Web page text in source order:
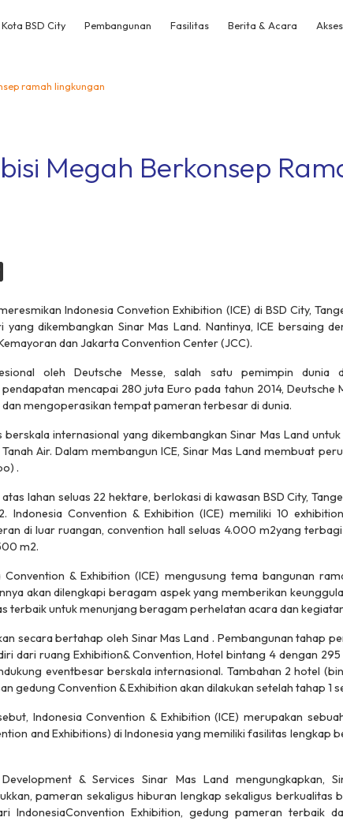
BSD City Pembangunan Fasilitas Berita & Acara Akses
ramah lingkungan
Megah Berkonsep
Indonesia Convetion Exhibition (ICE) di BSD City,
dikembangkan Sinar Mas Land. Nantinya, ICE bersaing
dan Jakarta Convention Center (JCC).
oleh Deutsche Messe, salah satu pemimpin dunia
mencapai 280 juta Euro pada tahun 2014, Deutsche
mengoperasikan tempat pameran terbesar di dunia.
internasional yang dikembangkan Sinar Mas Land
Air. Dalam membangun ICE, Sinar Mas Land membuat
.
lahan seluas 22 hektare, berlokasi di kawasan BSD City,
Indonesia Convention & Exhibition (ICE) memiliki 10
di luar ruangan, convention hall seluas 4.000 m2yang
m2.
& Exhibition (ICE) mengusung tema bangunan
akan dilengkapi beragam aspek yang memberikan
terbaik untuk menunjang beragam perhelatan acara dan
secara bertahap oleh Sinar Mas Land . Pembangunan tahap
dari ruang Exhibition& Convention, Hotel bintang 4 dengan
eventbesar berskala internasional. Tambahan 2 hotel
gedung Convention & Exhibition akan dilakukan setelah tahap 1
Indonesia Convention & Exhibition (ICE) merupakan
and Exhibitions) di Indonesia yang memiliki fasilitas lengkap
& Services Sinar Mas Land mengungkapkan,
pameran sekaligus hiburan lengkap sekaligus berkualitas
IndonesiaConvention Exhibition, gedung pameran terbaik